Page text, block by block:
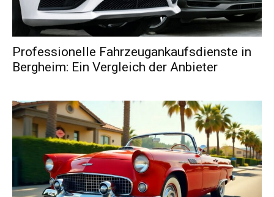
Professionelle Fahrzeugankaufsdienste in
Bergheim: Ein Vergleich der Anbieter